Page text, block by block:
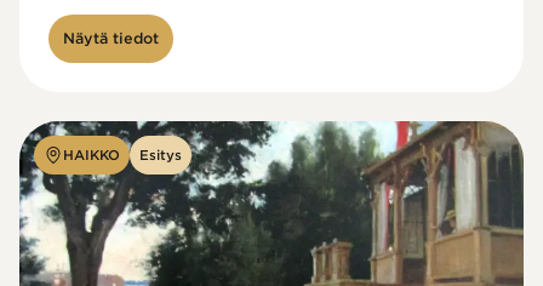
Näytä tiedot
HAIKKO Esitys